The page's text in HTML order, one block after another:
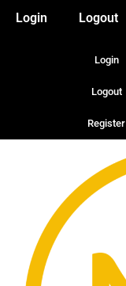
Login Logout
Login
Logout
Register